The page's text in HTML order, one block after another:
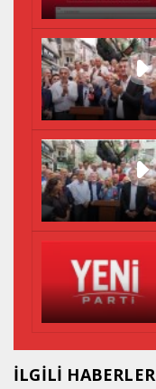
İLGİLİ HABERLER